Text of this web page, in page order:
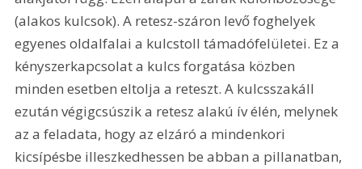
(alakos kulcsok). A retesz-száron levő foghelyek
egyenes oldalfalai a kulcstoll támadófelületei. Ez a
kényszerkapcsolat a kulcs forgatása közben
minden esetben eltolja a reteszt. A kulcsszakáll
ezután végigcsúszik a retesz alakú ív élén, melynek
az a feladata, hogy az elzáró a mindenkori
kicsípésbe illeszkedhessen be abban a pillanatban,